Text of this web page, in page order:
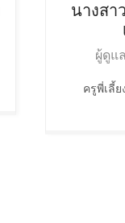
นางสา
ผู้ดูแ
ครูพี่เลี้